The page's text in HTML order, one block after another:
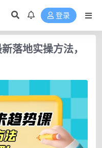
登录
落地实操方法，